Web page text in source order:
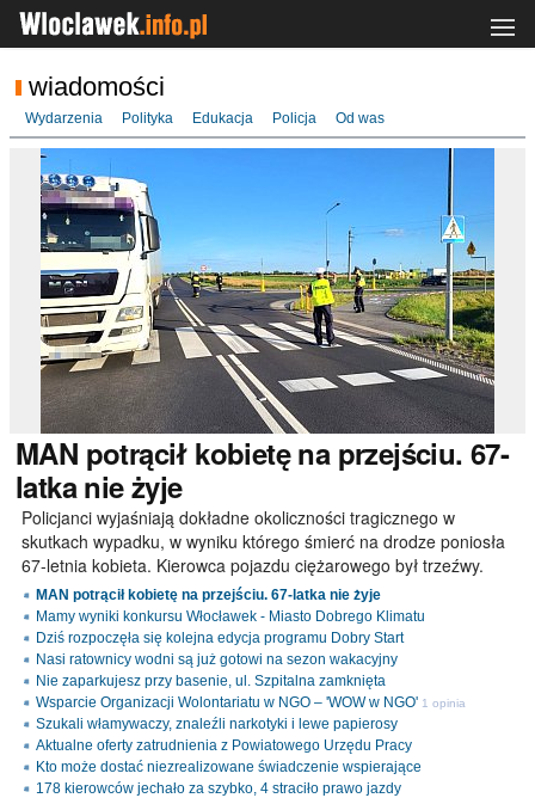
wiadomości
Wydarzenia Polityka Edukacja Policja Od was
MAN potrącił kobietę na przejściu. 67-
latka nie żyje
Policjanci wyjaśniają dokładne okoliczności tragicznego w
skutkach wypadku, w wyniku którego śmierć na drodze poniosła
67-letnia kobieta. Kierowca pojazdu ciężarowego był trzeźwy.
MAN potrącił kobietę na przejściu. 67-latka nie żyje
Mamy wyniki konkursu Włocławek - Miasto Dobrego Klimatu
Dziś rozpoczęła się kolejna edycja programu Dobry Start
Nasi ratownicy wodni są już gotowi na sezon wakacyjny
Nie zaparkujesz przy basenie, ul. Szpitalna zamknięta
Wsparcie Organizacji Wolontariatu w NGO – 'WOW w NGO' 1 opinia
Szukali włamywaczy, znaleźli narkotyki i lewe papierosy
Aktualne oferty zatrudnienia z Powiatowego Urzędu Pracy
Kto może dostać niezrealizowane świadczenie wspierające
178 kierowców jechało za szybko, 4 straciło prawo jazdy